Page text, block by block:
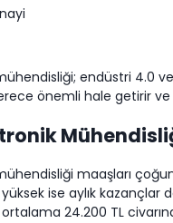
endüstri 4.0
önemli hale getirir
maaşları
ise aylık
24.200 TL